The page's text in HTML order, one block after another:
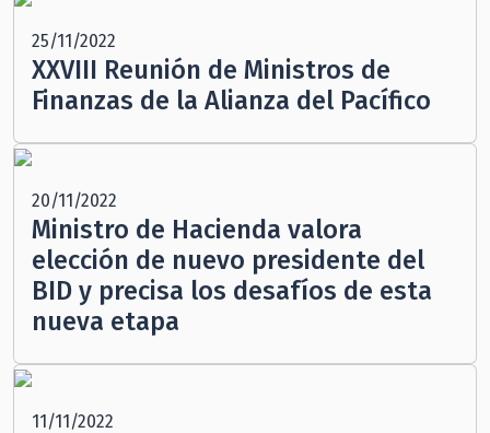
25/11/2022
XXVIII Reunión de Ministros de
Finanzas de la Alianza del Pacífico
20/11/2022
Ministro de Hacienda valora
elección de nuevo presidente del
BID y precisa los desafíos de esta
nueva etapa
11/11/2022